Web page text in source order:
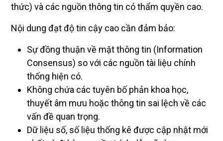
thức) và các nguồn thông tin có thẩm quyền cao.
Nội dung đạt độ tin cậy cao cần đảm bảo:
Sự đồng thuận về mặt thông tin (Information
Consensus) so với các nguồn tài liệu chính
thống hiện có.
Không chứa các tuyên bố phản khoa học,
thuyết âm mưu hoặc thông tin sai lệch về các
vấn đề quan trọng.
Dữ liệu số, số liệu thống kê được cập nhật mới